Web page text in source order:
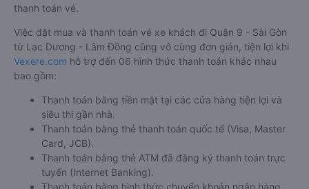
thanh toán vé.
Việc đặt mua và thanh toán vé xe khách đi Quận 9 - Sài Gòn
từ Lạc Dương - Lâm Đồng cũng vô cùng đơn giản, tiện lợi khi
Vexere.com hỗ trợ đến 06 hình thức thanh toán khác nhau
bao gồm:
Thanh toán bằng tiền mặt tại các cửa hàng tiện lợi và
siêu thị gần nhà.
Thanh toán bằng thẻ thanh toán quốc tế (Visa, Master
Card, JCB).
Thanh toán bằng thẻ ATM đã đăng ký thanh toán trực
tuyến (Internet Banking).
Thanh toán bằng hình thức chuyển khoản ngân hàng.